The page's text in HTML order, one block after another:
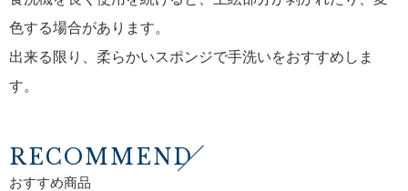
色する場合があります。
出来る限り、柔らかいスポンジで手洗いをおすすめしま
す。
RECOMMEND
おすすめ商品